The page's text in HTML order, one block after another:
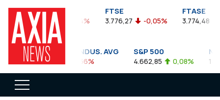
FTSEA
899,47 -0,04%
FTSE
3.776,27 -0,05%
FTASE
3.774,48
DOW JONES INDUS. AVG
35.911,81 -0,56%
S&P 500
4.662,85 0,08%